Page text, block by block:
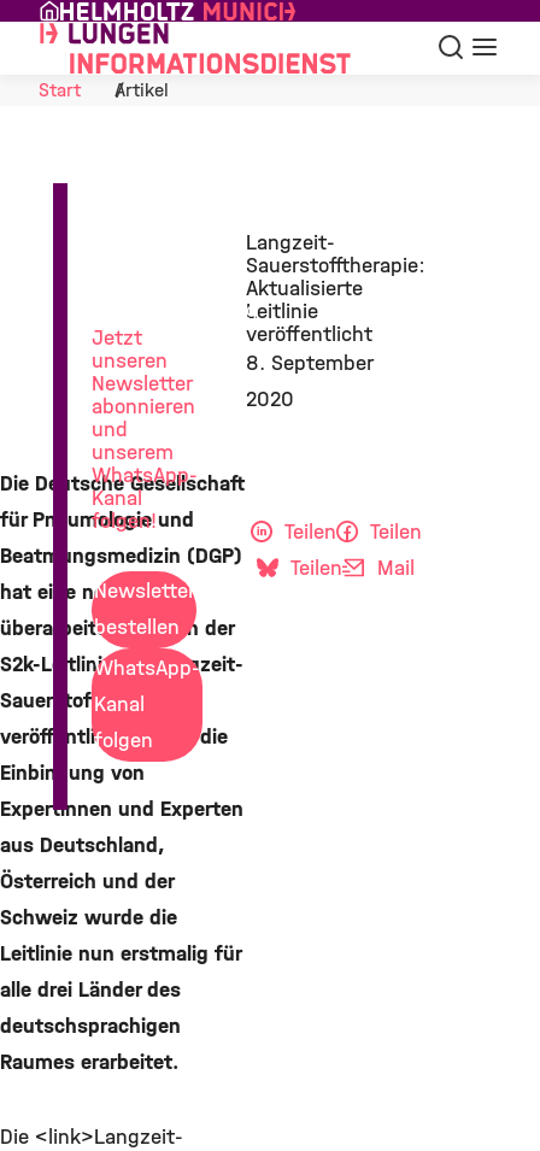
Skip to Content
Suche
Start
Artikel
Langzeit-
Sauerstofftherapie:
Aktualisierte
Leitlinie
veröffentlicht
8. September
2020
Die Deutsche Gesellschaft
für Pneumologie und
Beatmungsmedizin (DGP)
hat eine neue
überarbeitete Version der
S2k-Leitlinie zur Langzeit-
Sauerstofftherapie
veröffentlicht. Durch die
Einbindung von
Expertinnen und Experten
aus Deutschland,
Österreich und der
Schweiz wurde die
Leitlinie nun erstmalig für
alle drei Länder des
deutschsprachigen
Raumes erarbeitet.
Die <link>Langzeit-
Teilen
Teilen
Teilen
Mail
Lungenforschung
Jetzt
unseren
Newsletter
abonnieren
und
unserem
WhatsApp-
Kanal
folgen!
Newsletter
bestellen
WhatsApp-
Kanal
folgen